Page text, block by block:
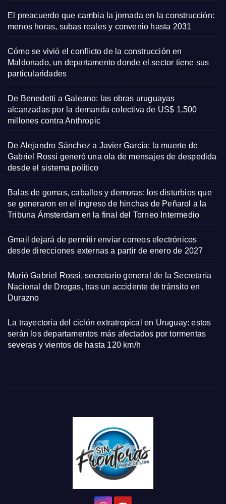
El preacuerdo que cambia la jornada en la construcción:
menos horas, subas reales y convenio hasta 2031
Cómo se vivió el conflicto de la construcción en
Maldonado, un departamento donde el sector tiene sus
particularidades
De Benedetti a Galeano: las obras uruguayas
alcanzadas por la demanda colectiva de US$ 1.500
millones contra Anthropic
De Alejandro Sánchez a Javier García: la muerte de
Gabriel Rossi generó una ola de mensajes de despedida
desde el sistema político
Balas de gomas, caballos y demoras: los disturbios que
se generaron en el ingreso de hinchas de Peñarol a la
Tribuna Ámsterdam en la final del Torneo Intermedio
Gmail dejará de permitir enviar correos electrónicos
desde direcciones externas a partir de enero de 2027
Murió Gabriel Rossi, secretario general de la Secretaría
Nacional de Drogas, tras un accidente de tránsito en
Durazno
La trayectoria del ciclón extratropical en Uruguay: estos
serán los departamentos más afectados por tormentas
severas y vientos de hasta 120 km/h